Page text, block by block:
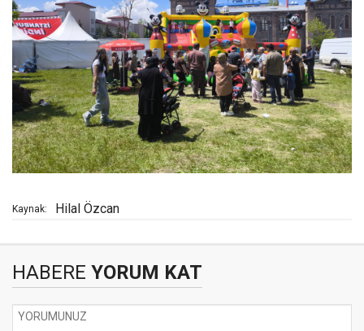
Kaynak: Hilal Özcan
HABERE YORUM KAT